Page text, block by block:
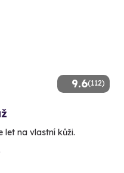
9.6(112)
let na vlastní kůži.